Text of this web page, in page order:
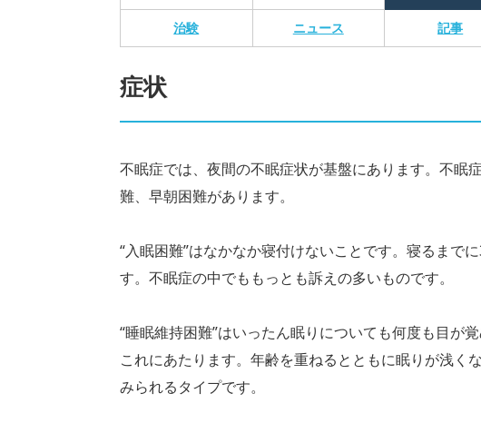
治験 ニュース 記事
症状
不眠症では、夜間の不眠症状が基盤にあります。不眠
難、早朝困難があります。
“入眠困難”はなかなか寝付けないことです。寝るまで
す。不眠症の中でももっとも訴えの多いものです。
“睡眠維持困難”はいったん眠りについても何度も目が
これにあたります。年齢を重ねるとともに眠りが浅く
みられるタイプです。